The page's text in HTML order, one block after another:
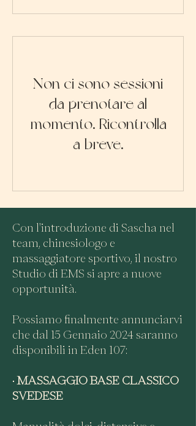
Non ci sono sessioni
da prenotare al
momento. Ricontrolla
a breve.
Con l'introduzione di Sascha nel
team, chinesiologo e
massaggiatore sportivo, il nostro
Studio di EMS si apre a nuove
opportunità.
Possiamo finalmente annunciarvi
che dal 15 Gennaio 2024 saranno
disponibili in Eden 107:
•MASSAGGIO BASE CLASSICO
SVEDESE